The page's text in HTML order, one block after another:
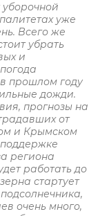
уже
Всего же
убрать
и
прошлом году
дожди.
прогнозы на
от
и Крымском
региона
работать до
стартует
очень много,